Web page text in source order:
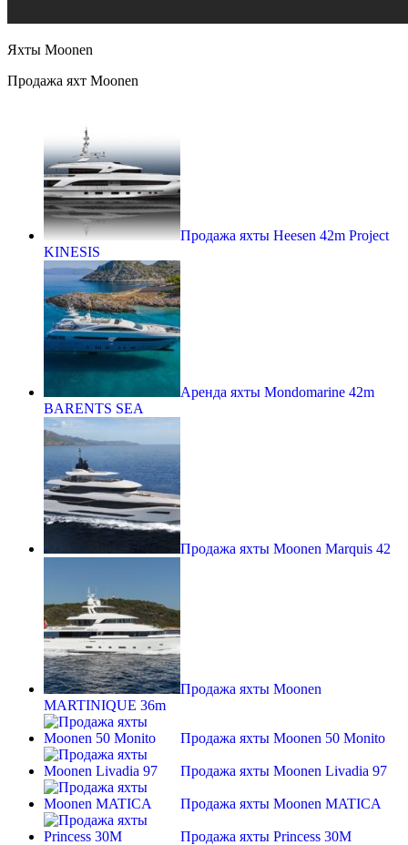
Яхты Moonen
Продажа яхт Moonen
Продажа яхты Heesen 42m Project
KINESIS
Аренда яхты Mondomarine 42m
BARENTS SEA
Продажа яхты Moonen Marquis 42
Продажа яхты Moonen
MARTINIQUE 36m
Продажа яхты Moonen 50 Monito
Продажа яхты Moonen Livadia 97
Продажа яхты Moonen MATICA
Продажа яхты Princess 30M